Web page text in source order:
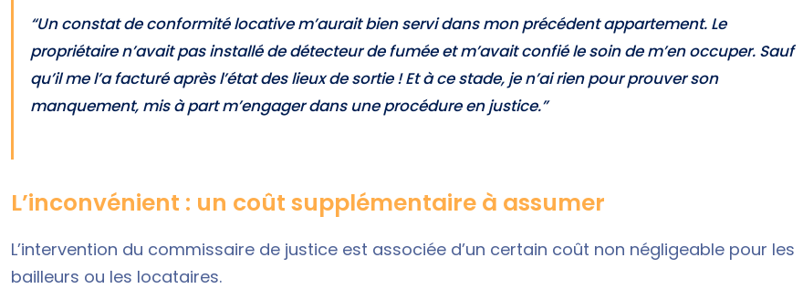
“Un constat de conformité locative m’aurait bien servi dans mon précédent appartement. Le
propriétaire n’avait pas installé de détecteur de fumée et m’avait confié le soin de m’en occuper. Sauf
qu’il me l’a facturé après l’état des lieux de sortie ! Et à ce stade, je n’ai rien pour prouver son
manquement, mis à part m’engager dans une procédure en justice.”
L’inconvénient : un coût supplémentaire à assumer
L’intervention du commissaire de justice est associée d’un certain coût non négligeable pour les
bailleurs ou les locataires.